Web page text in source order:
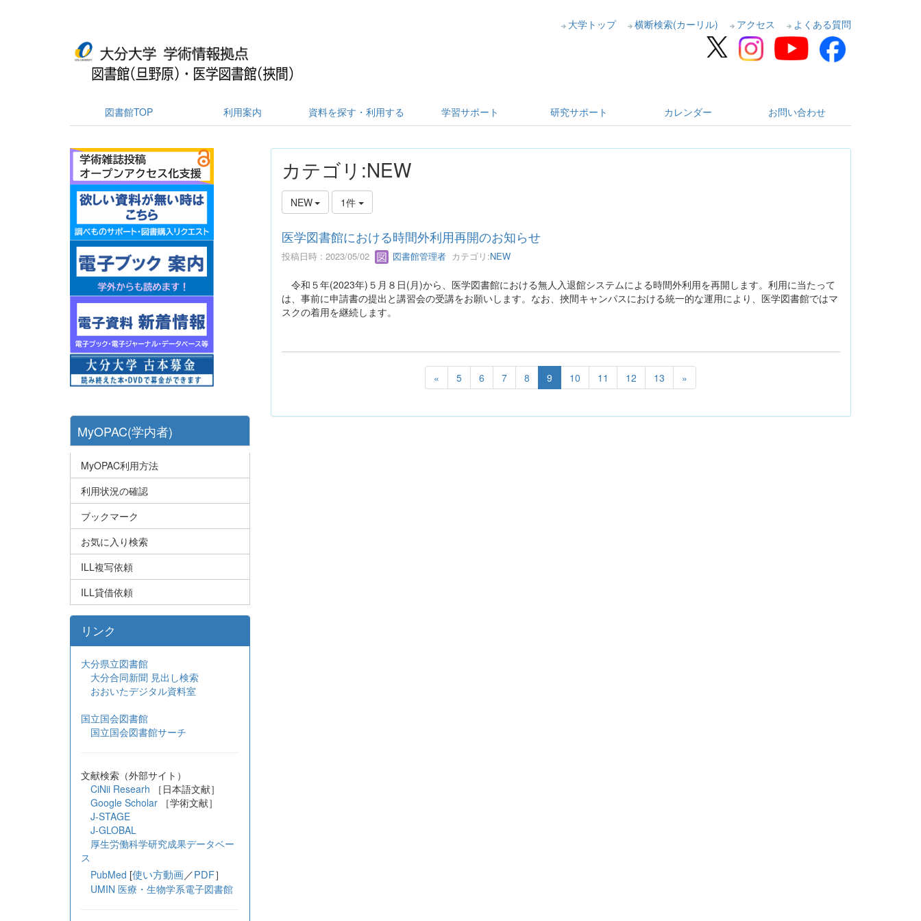
大学トップ 横断検索(カーリル) アクセス よくある質問
図書館TOP 利用案内 資料を探す・利用する 学習サポート 研究サポート カレンダー お問い合わせ
カテゴリ:NEW
NEW 1件
医学図書館における時間外利用再開のお知らせ
投稿日時 : 2023/05/02 図書館管理者カテゴリ:NEW
令和５年(2023年)５月８日(月)から、医学図書館における無人入退館システムによる時間外利用を再開します。利用に当たって
は、事前に申請書の提出と講習会の受講をお願いします。なお、挾間キャンパスにおける統一的な運用により、医学図書館ではマ
スクの着用を継続します。
« 5 6 7 8 9 10 11 12 13 »
MyOPAC(学内者)
MyOPAC利用方法
利用状況の確認
ブックマーク
お気に入り検索
ILL複写依頼
ILL貸借依頼
リンク
大分県立図書館
大分合同新聞 見出し検索
おおいたデジタル資料室
国立国会図書館
国立国会図書館サーチ
文献検索（外部サイト）
CiNii Researh ［日本語文献］
Google Scholar
［学術文献］
J-STAGE
J-GLOBAL
厚生労働科学研究成果データベー
ス
PubMed [使い方動画／PDF］
UMIN 医療・生物学系電子図書館